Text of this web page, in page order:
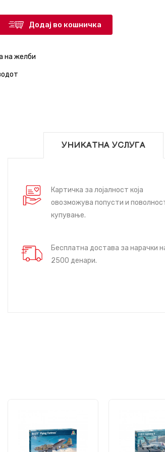
Додај во кошничка
на желби
УНИКАТНА УСЛУГА
Картичка за лојалност која
овозможува попусти и
купување.
Бесплатна достава за нарачки
2500 денари.